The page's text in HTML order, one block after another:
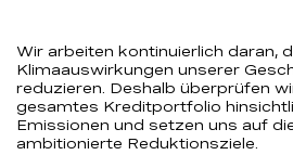
Wir arbeiten kontinuierlich daran,
Klimaauswirkungen unserer
reduzieren. Deshalb überprüfen
gesamtes Kreditportfolio
Emissionen und setzen uns auf
ambitionierte Reduktionsziele.